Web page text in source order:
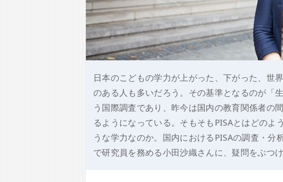
日本のこどもの学力が上がった、下がった、世
のある人も多いだろう。その基準となるのが「
う国際調査であり、昨今は国内の教育関係者の
るようになっている。そもそもPISAとはどのよ
うな学力なのか。国内におけるPISAの調査・
で研究員を務める小田沙織さんに、疑問をぶつけ